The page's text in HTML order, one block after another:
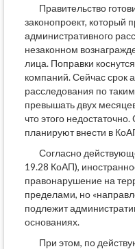
Правительство
законопроект, который
административного
незаконном
лица. Поправки
компаний. Сейчас срок
расследования по
превышать двух
что этого
планируют внести в
Согласно
19.28 КоАП),
правонарушение на
пределами, но
подлежит
основаниях.
При этом, по